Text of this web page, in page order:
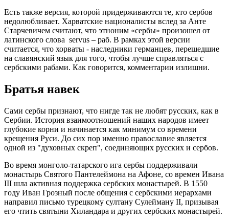
Есть также версия, которой придерживаются те, кто сербов
недолюбливает. Харватские националисты вслед за Анте
Старчевичем считают, что этноним «сербы» произошел от
латинского слова servus – раб. В рамках этой версии
считается, что хорваты - наследники германцев, перешедшие
на славянский язык для того, чтобы лучше справляться с
сербскими рабами. Как говорится, комментарии излишни.
Братья навек
Сами сербы признают, что нигде так не любят русских, как в
Сербии. История взаимоотношений наших народов имеет
глубокие корни и начинается как минимум со времени
крещения Руси. До сих пор именно православие является
одной из "духовных скреп", соединяющих русских и сербов.
Во время монголо-татарского ига сербы поддерживали
монастырь Святого Пантелеймона на Афоне, со времен Ивана
III шла активная поддержка сербских монастырей. В 1550
году Иван Грозный после общения с сербскими иерархами
направил письмо турецкому султану Сулейману II, призывая
его чтить святыни Хиландара и других сербских монастырей.